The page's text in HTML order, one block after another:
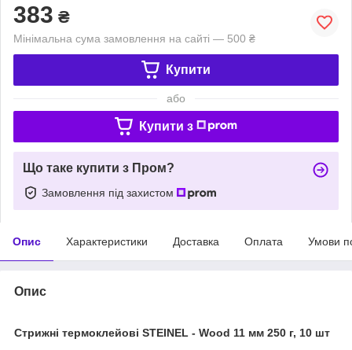
383 ₴
Мінімальна сума замовлення на сайті — 500 ₴
Купити
або
Купити з
Що таке купити з Пром?
Замовлення під захистом
Опис Характеристики Доставка Оплата Умови
Опис
Стрижні термоклейові STEINEL - Wood 11 мм 250 г, 10 шт